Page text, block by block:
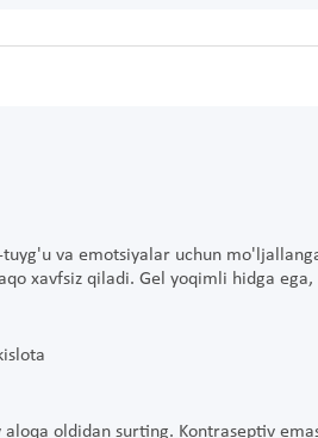
va emotsiyalar uchun
xavfsiz qiladi. Gel yoqimli hidga
oldidan surting. Kontraseptiv